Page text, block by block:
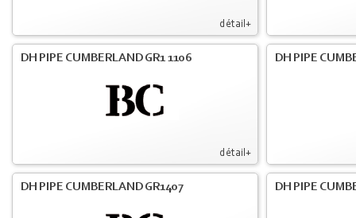
détail+
détail+
DH PIPE CUMBERLAND GR1 1106 DH PIPE
DH PIPE CUMBERLAND GR1407 DH PIPE